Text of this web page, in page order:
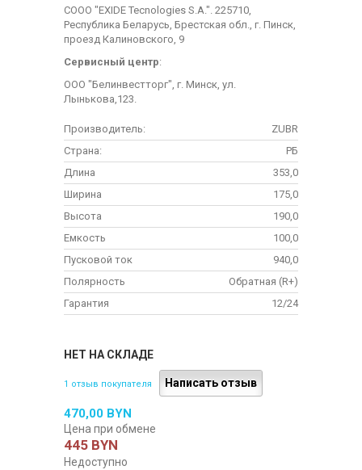
СООО "EXIDE Tecnologies S.A.". 225710,
Республика Беларусь, Брестская обл., г. Пинск,
проезд Калиновского, 9
Сервисный центр:
ООО "Белинвестторг", г. Минск, ул.
Лынькова,123.
Производитель:
ZUBR
Страна:
РБ
Длина
353,0
Ширина
175,0
Высота
190,0
Емкость
100,0
Пусковой ток
940,0
Полярность
Обратная (R+)
Гарантия
12/24
НЕТ НА СКЛАДЕ
1 отзыв покупателя Написать отзыв
470,00 BYN
Цена при обмене
445 BYN
Недоступно